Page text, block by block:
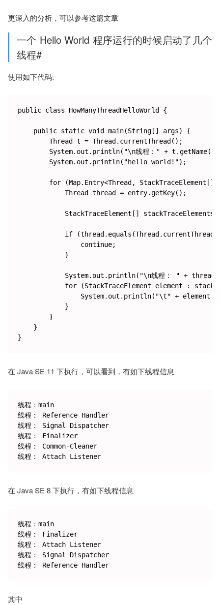
更深入的分析，可以参考这篇文章
一个 Hello World 程序运行的时候启动了几个
线程#
使用如下代码:
public class HowManyThreadHelloWorld {
    public static void main(String[] args) {
        Thread t = Thread.currentThread();
System.out.println("\n线程：" + t.getName()
        System.out.println("hello world!");
for (Map.Entry<Thread,
            Thread thread = entry.getKey();
StackTraceElement[] stackTraceElements
if
                continue;
            }
System.out.println("\n线程： " +
for (StackTraceElement element :
System.out.println("\t" + element +
            }
        }
    }
在 Java SE 11 下执行，可以看到，有如下线程信息
线程：main
线程： Reference Handler
线程： Signal Dispatcher
线程： Finalizer
线程： Common-Cleaner
在 Java SE 8 下执行，有如下线程信息
线程：main
线程： Finalizer
线程： Attach Listener
线程： Signal Dispatcher
其中